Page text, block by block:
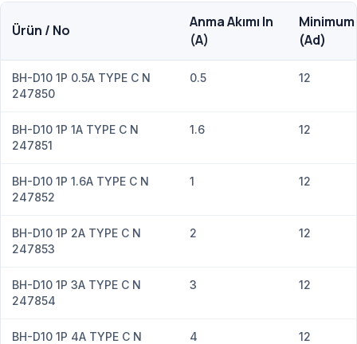
Ürün / No
Anma Akımı In
(A)
(Ad)
BH-D10 1P 0.5A TYPE C N
247850
0.5 12
BH-D10 1P 1A TYPE C N
247851
1.6 12
BH-D10 1P 1.6A TYPE C N
247852
1 12
BH-D10 1P 2A TYPE C N
247853
2 12
BH-D10 1P 3A TYPE C N
247854
3 12
BH-D10 1P 4A TYPE C N
4 12